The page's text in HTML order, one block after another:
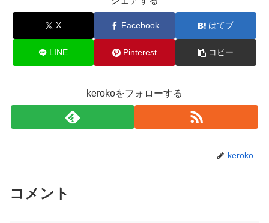
X Facebook はてブ
LINE Pinterest コピー
kerokoをフォローする
keroko
コメント